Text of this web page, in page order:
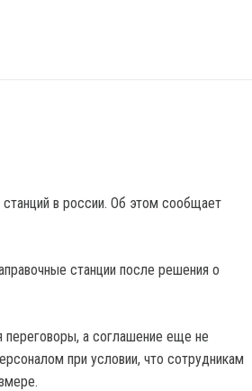
в россии. Об этом сообщает
станции после решения о
переговоры, а соглашение еще не
при условии, что сотрудникам